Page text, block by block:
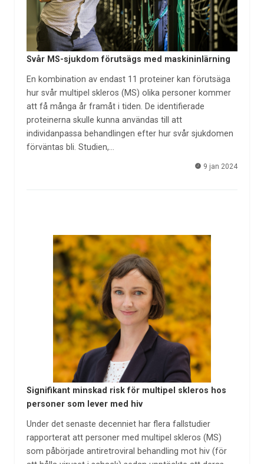
Svår MS-sjukdom förutsägs med maskininlärning
En kombination av endast 11 proteiner kan förutsäga
hur svår multipel skleros (MS) olika personer kommer
att få många år framåt i tiden. De identifierade
proteinerna skulle kunna användas till att
individanpassa behandlingen efter hur svår sjukdomen
förväntas bli. Studien,…
9 jan 2024
Signifikant minskad risk för multipel skleros hos
personer som lever med hiv
Under det senaste decenniet har flera fallstudier
rapporterat att personer med multipel skleros (MS)
som påbörjade antiretroviral behandling mot hiv (för